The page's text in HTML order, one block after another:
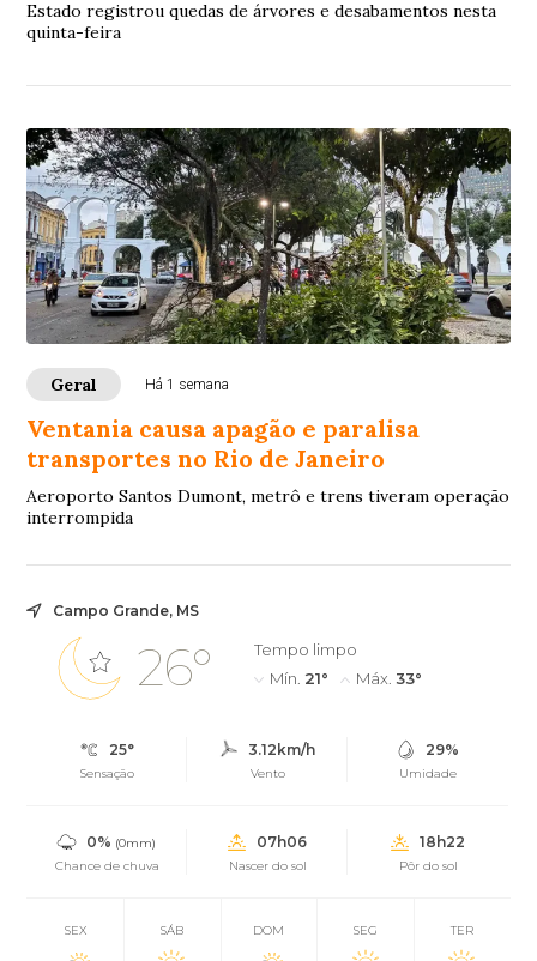
Estado registrou quedas de árvores e desabamentos nesta
quinta-feira
Geral Há 1 semana
Ventania causa apagão e paralisa
transportes no Rio de Janeiro
Aeroporto Santos Dumont, metrô e trens tiveram operação
interrompida
Campo Grande, MS
26°
Tempo limpo
Mín. 21° Máx. 33°
25°
Sensação
3.12km/h
Vento
29%
Umidade
0% (0mm)
Chance de chuva
07h06
Nascer do sol
18h22
Pôr do sol
SEX SÁB DOM SEG TER